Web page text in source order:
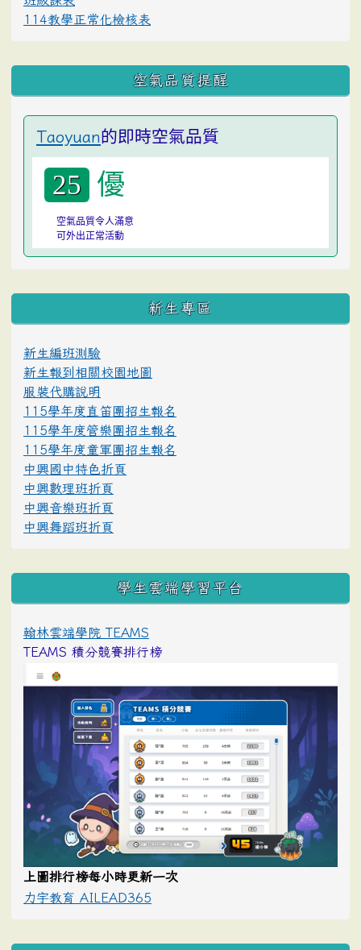
114教學正常化檢核表
空氣品質提醒
Taoyuan的即時空氣品質
25 優
空氣品質令人滿意
可外出正常活動
:::
新生專區
新生編班測驗
新生報到相關校園地圖
服裝代購說明
115學年度直笛團招生報名
115學年度管樂團招生報名
115學年度童軍團招生報名
中興國中特色折頁
中興數理班折頁
中興音樂班折頁
中興舞蹈班折頁
學生雲端學習平台
翰林雲端學院 TEAMS
TEAMS 積分競賽排行榜
上圖排行榜每小時更新一次
力宇教育 AILEAD365